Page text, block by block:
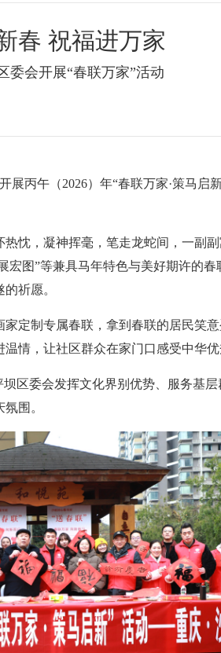
春 祝福进万家
委会开展“春联万家”活动
丙午（2026）年“春联万家·策马启
忱，凝神挥毫，笔走龙蛇间，一副
图”等兼具马年特色与美好期许的
祈愿。
定制专属春联，拿到春联的居民笑
情，让社区群众在家门口感受中华
区委会发挥文化界别优势、服务基
围。